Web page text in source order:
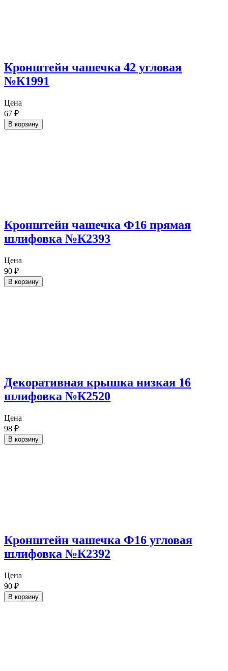
Кронштейн чашечка 42 угловая
№К1991
Цена
67 ₽
В корзину
Кронштейн чашечка Ф16 прямая
шлифовка №К2393
Цена
90 ₽
В корзину
Декоративная крышка низкая 16
шлифовка №К2520
Цена
98 ₽
В корзину
Кронштейн чашечка Ф16 угловая
шлифовка №К2392
Цена
90 ₽
В корзину